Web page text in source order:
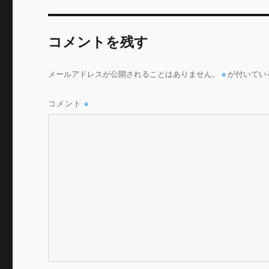
b
k
r
コメントを残す
メールアドレスが公開されることはありません。 ※ が付いて
コメント※